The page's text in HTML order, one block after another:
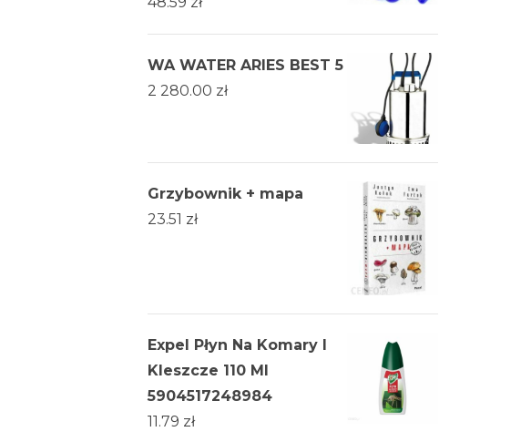
WA WATER ARIES BEST 5
2 280.00 zł
Grzybownik + mapa
23.51 zł
Expel Płyn Na Komary I
Kleszcze 110 Ml
5904517248984
11.79 zł